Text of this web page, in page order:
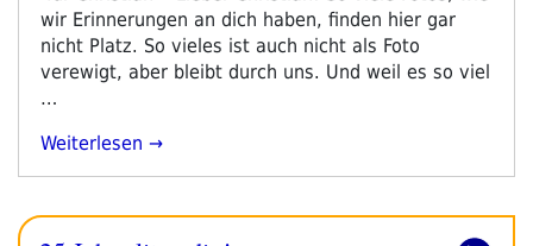
wir Erinnerungen an dich haben, finden hier gar
nicht Platz. So vieles ist auch nicht als Foto
verewigt, aber bleibt durch uns. Und weil es so viel
…
„Christian
–
Weiterlesen